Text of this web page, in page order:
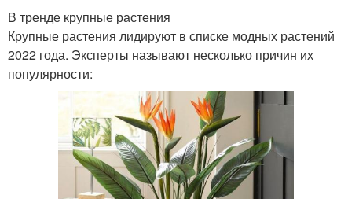
В тренде крупные растения
Крупные растения лидируют в списке модных растений
2022 года. Эксперты называют несколько причин их
популярности: